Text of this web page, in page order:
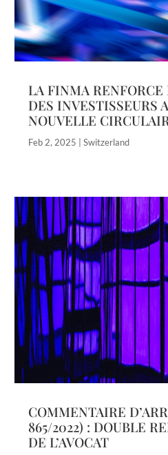
LA FINMA
DES INVESTISSEURS
NOUVELLE
Feb 2, 2025 |Switzerland
COMMENTAIRE
865/2022) : DOUBLE
DE L’AVOCAT